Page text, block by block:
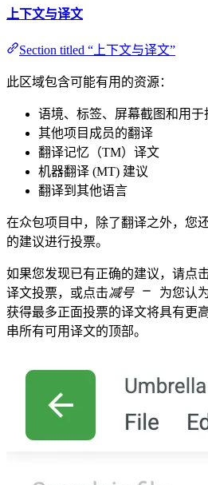
上下文与译文
Section titled “上下文与译文”
此区域包含可能有用的资源：
语境、标签、屏幕截图和用于
其他项目成员的翻译
翻译记忆（TM）译文
机器翻译 (MT) 建议
翻译到其他语言
在众包项目中，除了翻译之外，您
的建议进行投票。
如果您发现已有正确的建议，请点
译文投票，或点击减号
为您认
获得最多正面投票的译文将具有更
串所有可用译文的顶部。